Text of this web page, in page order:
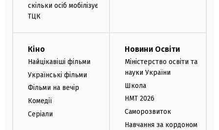
скільки осіб мобілізує
ТЦК
Кіно
Найцікавіші фільми
Українські фільми
Фільми на вечір
Комедії
Серіали
Новини Освіти
Міністерство освіти та
науки України
Школа
НМТ 2026
Саморозвиток
Навчання за кордоном